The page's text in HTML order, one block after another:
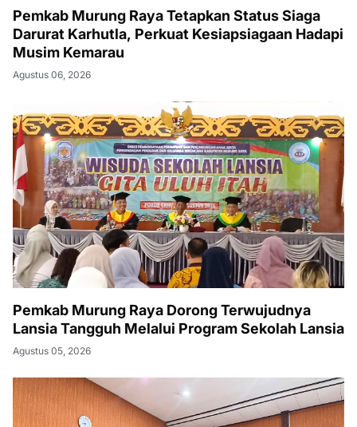
Pemkab Murung Raya Tetapkan Status Siaga
Darurat Karhutla, Perkuat Kesiapsiagaan Hadapi
Musim Kemarau
Agustus 06, 2026
Pemkab Murung Raya Dorong Terwujudnya
Lansia Tangguh Melalui Program Sekolah Lansia
Agustus 05, 2026